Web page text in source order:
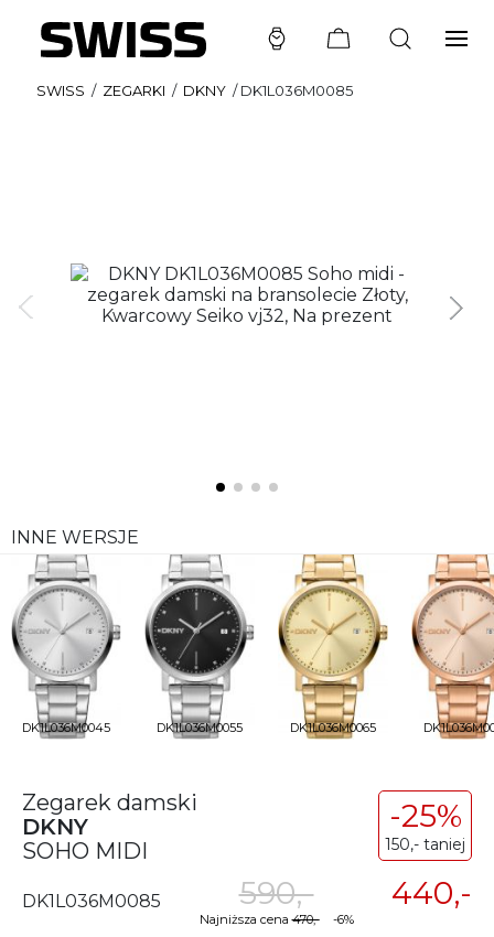
SWISS / ZEGARKI / DKNY /DK1L036M0085
INNE WERSJE
DK1L036M0045 DK1L036M0055 DK1L036M0065
Zegarek damski
DKNY
SOHO MIDI
-25%
150,- taniej
DK1L036M0085 440,-
590,-
Najniższa cena470,--6%